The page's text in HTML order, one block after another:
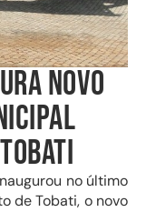
NOVO
no último
de Tobati, o novo